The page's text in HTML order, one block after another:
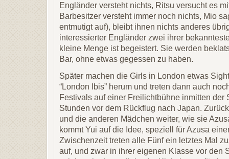
Engländer versteht nichts, Ritsu versucht es
Barbesitzer versteht immer noch nichts, Mio
entmutigt auf), bleibt ihnen nichts anderes
interessierter Engländer zwei ihrer
kleine Menge ist begeistert. Sie werden
Bar, ohne etwas gegessen zu haben.
Später machen die Girls in London etwas
“London Ibis” herum und treten dann auch
Festivals auf einer Freilichtbühne inmitten der
Stunden vor dem Rückflug nach Japan.
und die anderen Mädchen weiter, wie sie
kommt Yui auf die Idee, speziell für Azusa
Zwischenzeit treten alle Fünf ein letztes Mal
auf, und zwar in ihrer eigenen Klasse vor den